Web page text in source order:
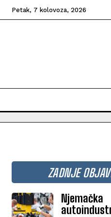
Petak, 7 kolovoza, 2026
ZADNJE
Njemačka